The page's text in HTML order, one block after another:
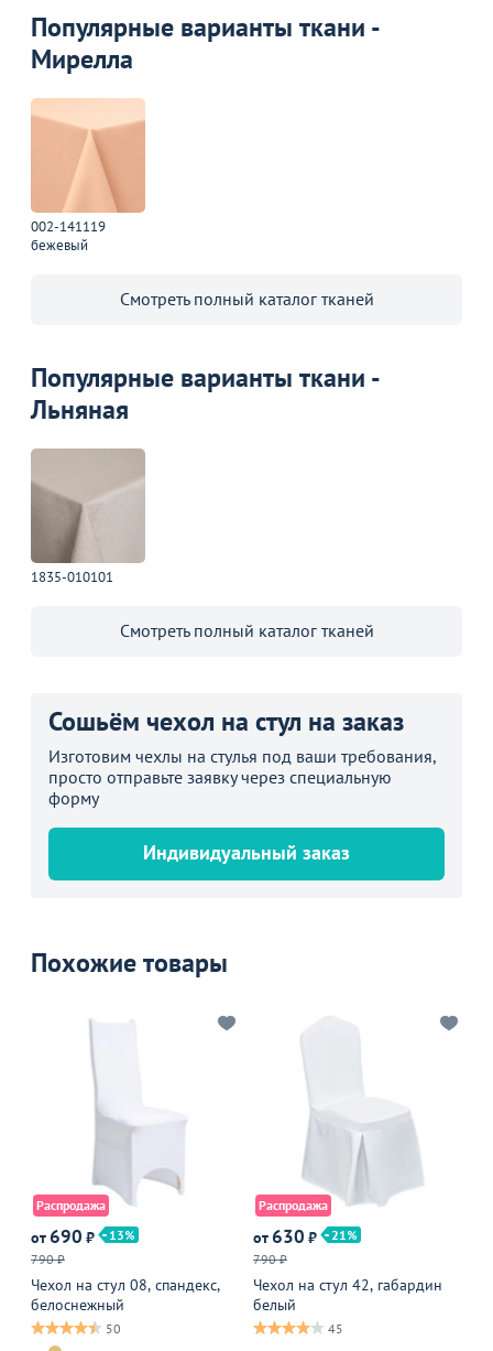
Популярные варианты ткани -
Мирелла
002-141119
бежевый
Смотреть полный каталог тканей
Популярные варианты ткани -
Льняная
1835-010101
Смотреть полный каталог тканей
Сошьём чехол на стул на заказ
Изготовим чехлы на стулья под ваши требования,
просто отправьте заявку через специальную
форму
Индивидуальный заказ
Похожие товары
Распродажа
от 690 ₽
13
790 ₽
Чехол на стул 08, спандекс,
белоснежный
50
Распродажа
от 630 ₽
21
790 ₽
Чехол на стул 42, габардин
белый
45